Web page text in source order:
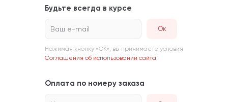
Будьте всегда в курсе
Ваш e-mail
Нажимая кнопку «ОК», вы принимаете условия
Соглашения об использовании сайта
Оплата по номеру заказа